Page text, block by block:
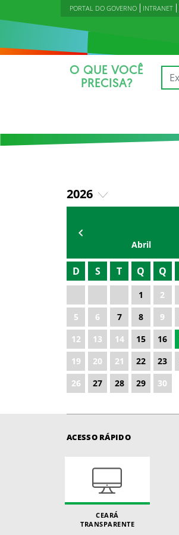
PORTAL DO GOVERNO INTRANET
O QUE VOCÊ
PRECISA?
2026
2019
2020
2021
2022
2023
2024
2025
Abril
D S T Q Q
1 2
5
6 7 8 9
12
13 14 15 16
19
20 21 22 23
26
27 28 29 30
ACESSO RÁPIDO
CEARÁ
TRANSPARENTE